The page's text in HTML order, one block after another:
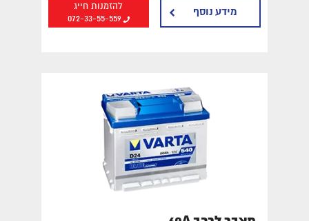
להזמנות חייג
072-33-55-559
מידע נוסף